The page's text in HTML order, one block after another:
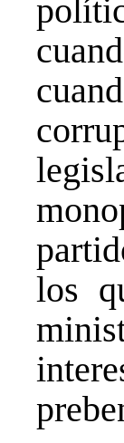
los